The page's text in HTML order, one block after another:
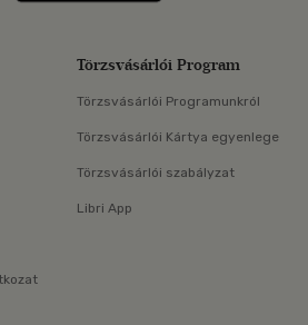
Törzsvásárlói Program
Törzsvásárlói Programunkról
Törzsvásárlói Kártya egyenlege
Törzsvásárlói szabályzat
Libri App